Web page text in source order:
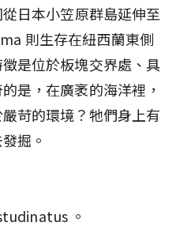
日本小笠原群島延伸至
則生存在紐西蘭東側
是位於板塊交界處、具
是，在廣袤的海洋裡，
苛的環境？牠們身上有
掘。
。